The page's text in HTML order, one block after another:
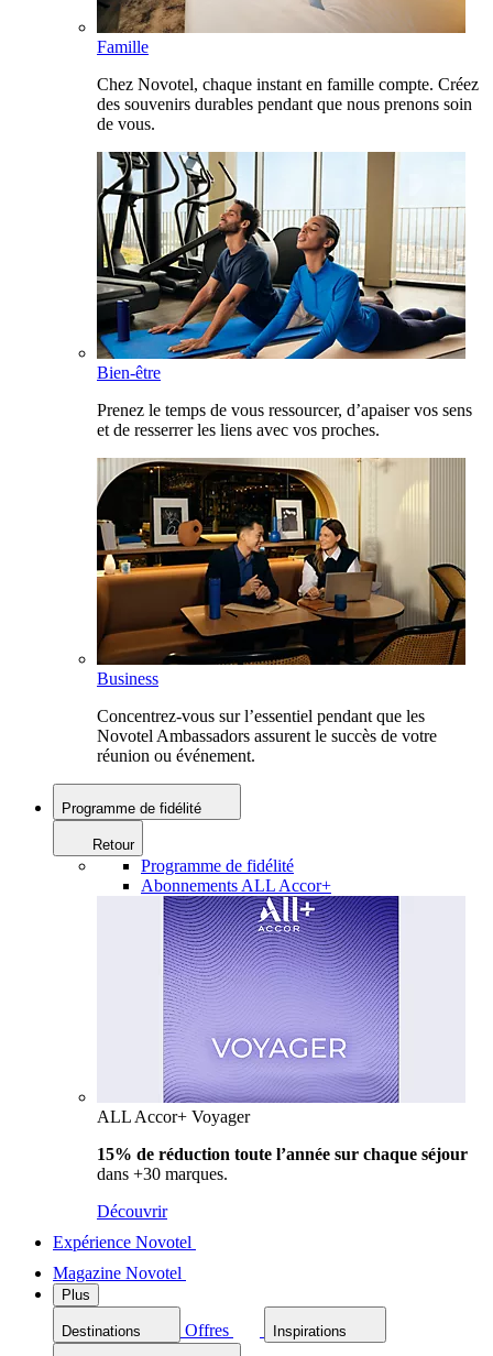
Famille
Chez Novotel, chaque instant en famille compte. Créez
des souvenirs durables pendant que nous prenons soin
de vous.
Bien-être
Prenez le temps de vous ressourcer, d’apaiser vos sens
et de resserrer les liens avec vos proches.
Business
Concentrez-vous sur l’essentiel pendant que les
Novotel Ambassadors assurent le succès de votre
réunion ou événement.
Programme de fidélité
Retour
Programme de fidélité
Abonnements ALL Accor+
ALL Accor+ Voyager
15% de réduction toute l’année sur chaque séjour
dans +30 marques.
Découvrir
Expérience Novotel
Magazine Novotel
Plus
Destinations Offres Inspirations